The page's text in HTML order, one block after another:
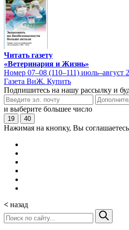
Читать газету
«Ветеринария и Жизнь»
Номер 07–08 (110–111) июль–август
Газета ВиЖ. Купить
Подпишитесь на нашу рассылку и
и выберите большее число
19 40
Нажимая на кнопку, Вы
< назад